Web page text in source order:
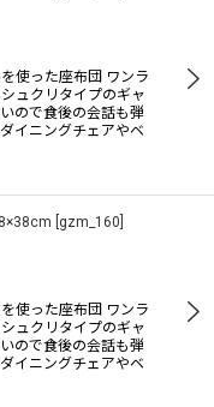
使った座布団 ワンラ
ュクリタイプのギャ
ので食後の会話も弾
イニングチェアやベ
gzm_160
使った座布団 ワンラ
ュクリタイプのギャ
ので食後の会話も弾
イニングチェアやベ